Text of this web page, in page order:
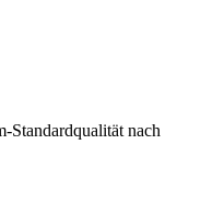
Standardqualität nach